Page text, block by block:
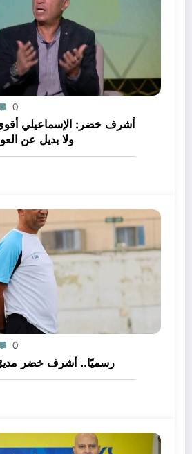
0
أشرف خضر: الإسماعيلي
ولا بديل عن
0
رسميًا.. أشرف خضر